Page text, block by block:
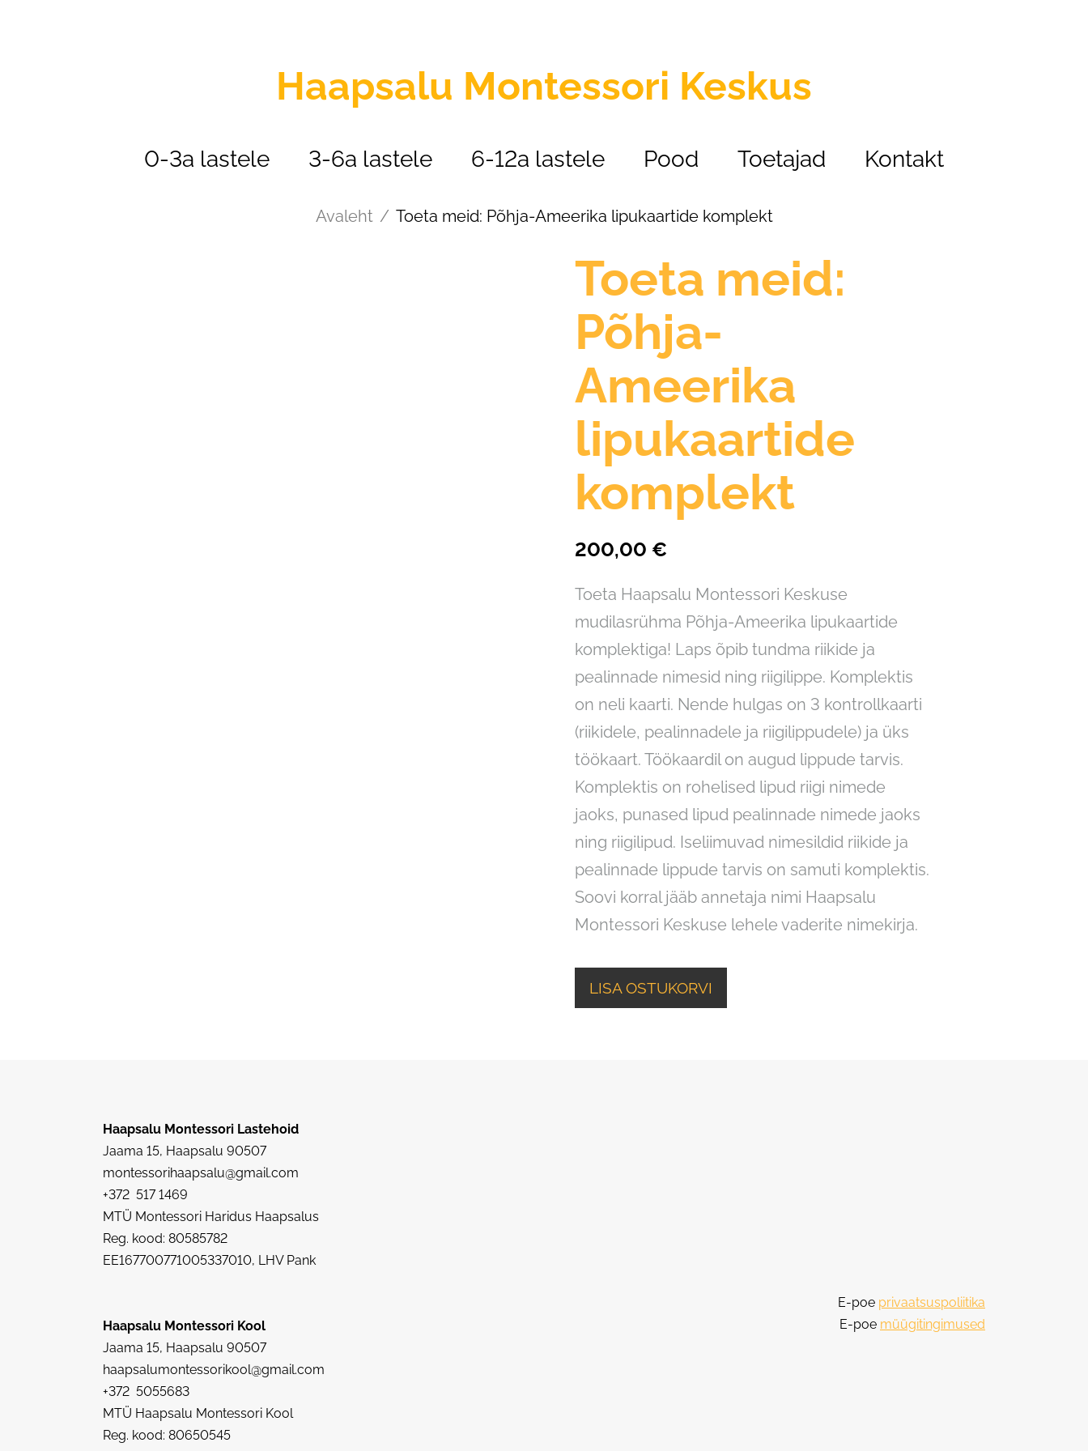
Haapsalu Montessori Keskus
0-3a lastele 3-6a lastele 6-12a lastele Pood Toetajad Kontakt
Avaleht / Toeta meid: Põhja-Ameerika lipukaartide komplekt
Toeta meid:
Põhja-
Ameerika
lipukaartide
komplekt
200,00 €
Toeta Haapsalu Montessori Keskuse
mudilasrühma Põhja-Ameerika lipukaartide
komplektiga! Laps õpib tundma riikide ja
pealinnade nimesid ning riigilippe. Komplektis
on neli kaarti. Nende hulgas on 3 kontrollkaarti
(riikidele, pealinnadele ja riigilippudele) ja üks
töökaart. Töökaardil on augud lippude tarvis.
Komplektis on rohelised lipud riigi nimede
jaoks, punased lipud pealinnade nimede jaoks
ning riigilipud. Iseliimuvad nimesildid riikide ja
pealinnade lippude tarvis on samuti komplektis.
Soovi korral jääb annetaja nimi Haapsalu
Montessori Keskuse lehele vaderite nimekirja.
LISA OSTUKORVI
Haapsalu Montessori Lastehoid
Jaama 15, Haapsalu 90507
montessorihaapsalu@gmail.com
+372 517 1469
MTÜ Montessori Haridus Haapsalus
Reg. kood: 80585782
EE167700771005337010, LHV Pank
Haapsalu Montessori Kool
Jaama 15, Haapsalu 90507
haapsalumontessorikool@gmail.com
+372 5055683
MTÜ Haapsalu Montessori Kool
Reg. kood: 80650545
E-poe privaatsuspoliitika
E-poe müügitingimused